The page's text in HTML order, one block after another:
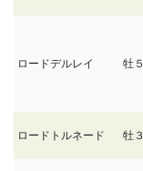
ロードデルレイ 牡５
ロードトルネード 牡３